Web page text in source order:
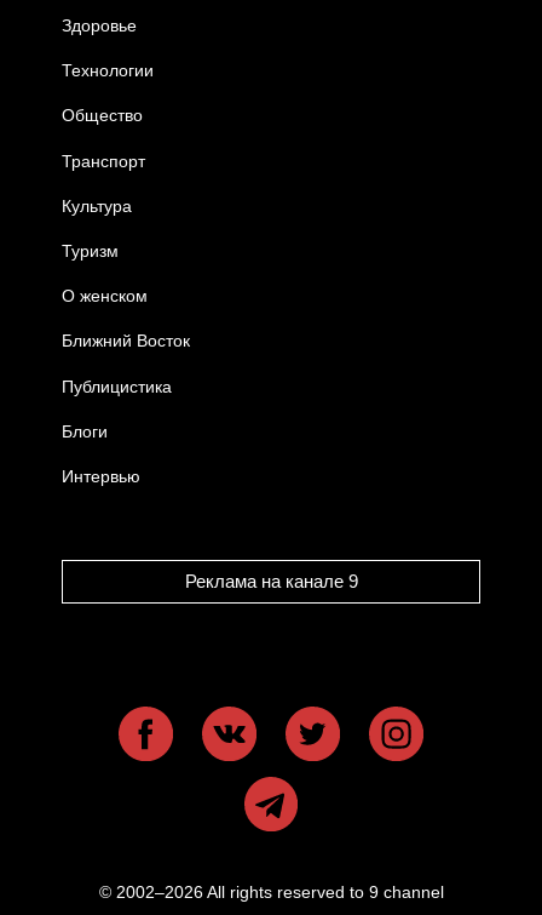
Здоровье
Технологии
Общество
Транспорт
Культура
Туризм
О женском
Ближний Восток
Публицистика
Блоги
Интервью
Реклама на канале 9
© 2002–2026 All rights reserved to 9 channel